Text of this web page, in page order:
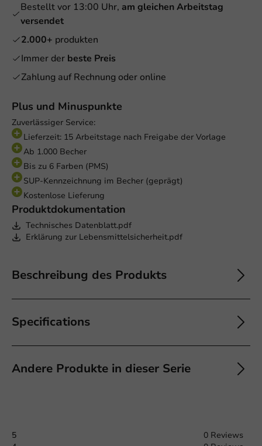
Plus und Minuspunkte
Zuverlässiger Service:
Lieferzeit: 15 Arbeitstage nach Freigabe der Vorlage
Ab 1.000 Becher
Bis zu 6 Farben (PMS)
SUP-Kennzeichnung im Becher (geprägt)
Kostenlose Lieferung
Produktdokumentation
Technisches Datenblatt.pdf
Erklärung zur Lebensmittelsicherheit.pdf
Beschreibung des Produkts
Specifications
Andere Produkte in dieser Serie
Bestellt vor 13:00 Uhr, am gleichen Arbeitstag
versendet
2.000+ produkten
Immer der beste Preis
Zahlung auf Rechnung oder online
5
0 Reviews